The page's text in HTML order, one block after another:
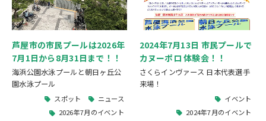
芦屋市の市民プールは2026年
7月1日から8月31日まで！！
海浜公園水泳プールと朝日ヶ丘公
園水泳プール
スポット
ニュース
2026年7月のイベント
2024年7月13日 市民プールで
カヌーポロ 体験会！！
さくらインヴァース 日本代表選手
来場！
イベント
2024年7月のイベント